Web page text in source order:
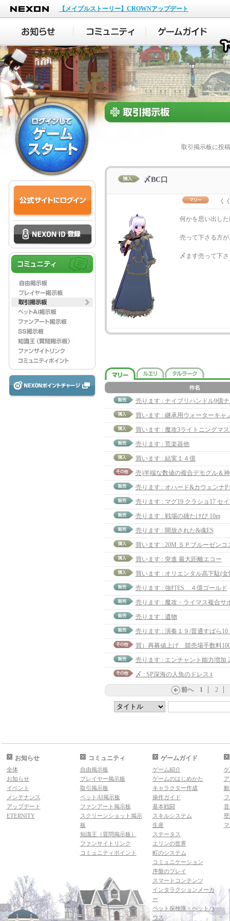
NEXON
【メイプルストーリー】CROWNアップデート
取引掲示板に投
〆BC口
く
何かを思い出し
売って下さる方
〆ます売って下
売ります : ナイブリハンドル9億
売ります : 荒楽器他
買います : 結実１４億
売ります : マグ19 クラショ17 セ
売ります : 戦場の雄たけび 10m
売ります : 開放された&魂ES
買います : 突進 最大距離エコー
買います : オリエンタル高下駄(女
売ります : 強打ES ４億ゴールド
売ります : 魔攻・ライマス複合サ
売ります : 遺物
売ります : 演奏１９/普通すばら
売ります : エンチャント能力増加
〆 : SP深海の人魚のドレス♀
前へ 1 2
お知らせ
全体
お知らせ
イベント
メンテナンス
アップデート
ETERNITY
コミュニティ
自由掲示板
プレイヤー掲示板
取引掲示板
ペットAI掲示板
ファンアート掲示板
スクリーンショット掲示
板
知識王（質問掲示板）
ファンサイトリンク
コミュニティポイント
ゲームガイド
ゲーム紹介
ゲームのはじめかた
キャラクター作成
操作ガイド
基本戦闘
スキルシステム
生産
ステータス
エリンの世界
町のシステム
コミュニケーション
序盤のプレイ
スマートコンテンツ
インタラクションメーカ
ー
ペット探検隊・ペットハ
ウス